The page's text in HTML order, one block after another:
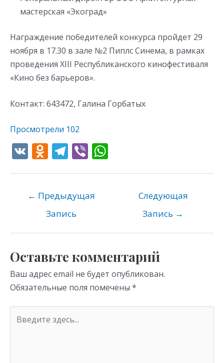
мастерская «Экоград»
Награждение победителей конкурса пройдет 29
ноября в 17.30 в зале №2 Пиплс Синема, в рамках
проведения XIII Республиканского кинофестиваля
«Кино без барьеров».
Контакт: 643472, Галина Горбатых
Просмотрели 102
V O
o
kl
as
ni
ki
T
gr
a
m
Vi
p
← Предыдущая
Запись
Следующая
Запись →
Оставьте комментарий
Ваш адрес email не будет опубликован.
Обязательные поля помечены *
здесь...